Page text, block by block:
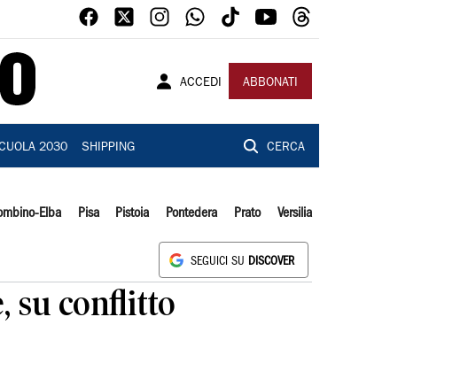
ACCEDI ABBONATI
2030 SHIPPING CERCA
Elba Pisa Pistoia Pontedera Prato Versilia
SEGUICI SU DISCOVER
su conflitto